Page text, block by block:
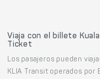
Viaja con el billete
Ticket
Los pasajeros pueden
KLIA Transit operados por